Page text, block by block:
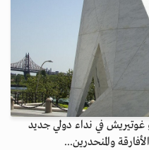
غوتيريش في نداء دولي جديد
والمنحدرين...